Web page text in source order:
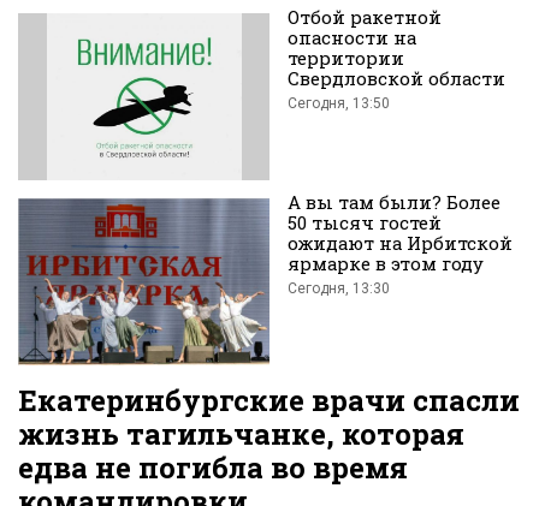
Вконтакте
Отбой ракетной
опасности на
территории
Свердловской области
Сегодня, 13:50
А вы там были? Более
50 тысяч гостей
ожидают на Ирбитской
ярмарке в этом году
Сегодня, 13:30
Екатеринбургские врачи спасли
жизнь тагильчанке, которая
едва не погибла во время